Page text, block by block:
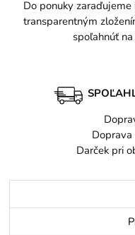
Do ponuky
transparentným
spoľahnúť
Darček pri